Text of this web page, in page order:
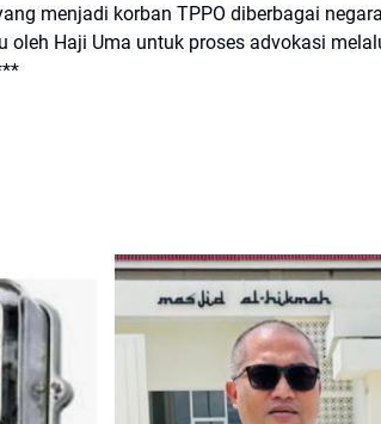
menjadi korban TPPO diberbagai
oleh Haji Uma untuk proses advokasi